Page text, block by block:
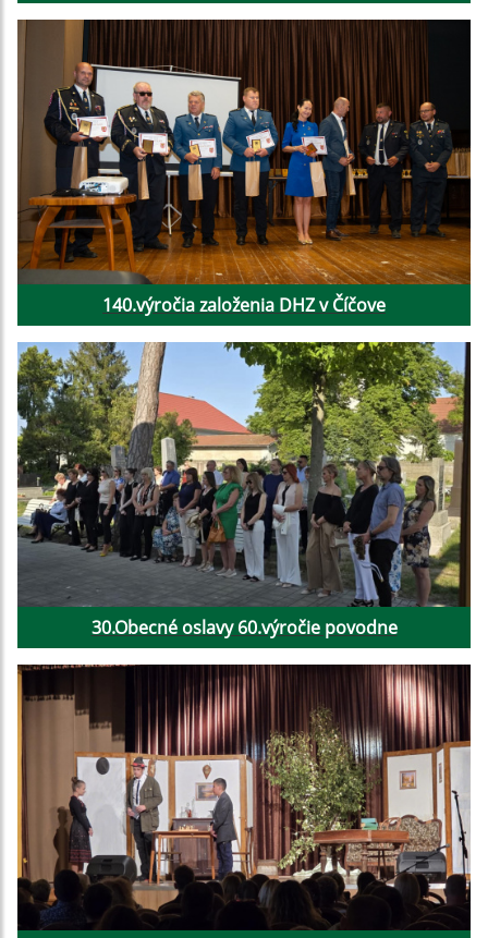
140.výročia založenia DHZ v Číčove
30.Obecné oslavy 60.výročie povodne